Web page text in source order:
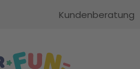
Kundenberatung